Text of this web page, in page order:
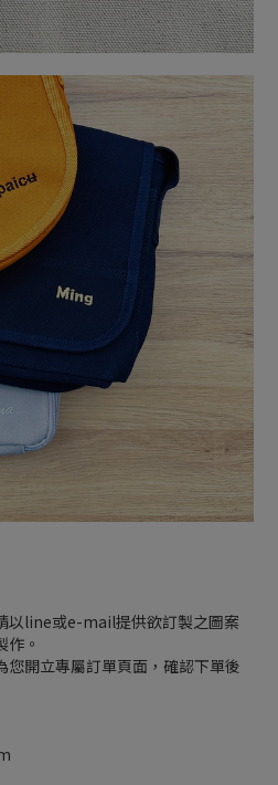
以line或e-mail提供欲訂製之圖案
作。
您開立專屬訂單頁面，確認下單後